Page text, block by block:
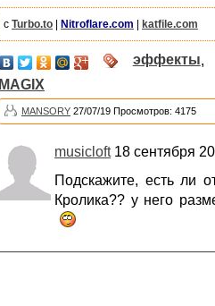
с Turbo.to | Nitroflare.com | katfile.com
эффекты,
MAGIX
MANSORY 27/07/19 Просмотров: 4175
musicloft18 сентября
Подскажите, есть ли
Кролика?? у него